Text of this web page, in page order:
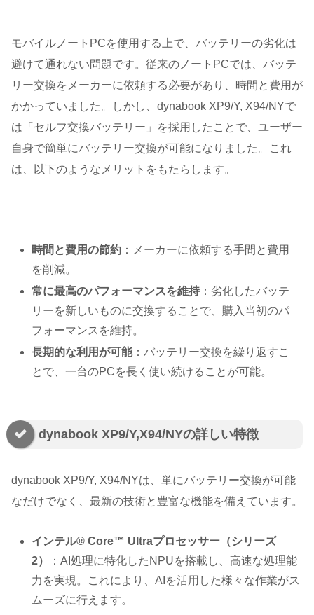
モバイルノートPCを使用する上で、バッテリーの劣化は
避けて通れない問題です。従来のノートPCでは、バッテ
リー交換をメーカーに依頼する必要があり、時間と費用が
かかっていました。しかし、dynabook XP9/Y, X94/NYで
は「セルフ交換バッテリー」を採用したことで、ユーザー
自身で簡単にバッテリー交換が可能になりました。これ
は、以下のようなメリットをもたらします。
時間と費用の節約 ：メーカーに依頼する手間と費用
を削減。
常に最高のパフォーマンスを維持 ：劣化したバッテ
リーを新しいものに交換することで、購入当初のパ
フォーマンスを維持。
長期的な利用が可能：バッテリー交換を繰り返すこ
とで、一台のPCを長く使い続けることが可能。
dynabook XP9/Y,X94/NYの詳しい特徴
dynabook XP9/Y, X94/NYは、単にバッテリー交換が可能
なだけでなく、最新の技術と豊富な機能を備えています。
インテル® Core™ Ultraプロセッサー（シリーズ
2）
：AI処理に特化したNPUを搭載し、高速な処理能
力を実現。これにより、AIを活用した様々な作業がス
ムーズに行えます。